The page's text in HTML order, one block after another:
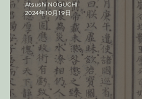
Atsushi NOGUCHI
2024年10月19日